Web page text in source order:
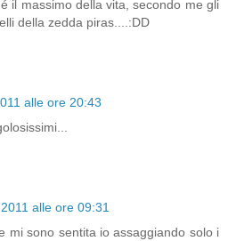
il massimo della vita, secondo me gli
della zedda piras....:DD
alle ore 20:43
alle ore 09:31
mi sono sentita io assaggiando solo i